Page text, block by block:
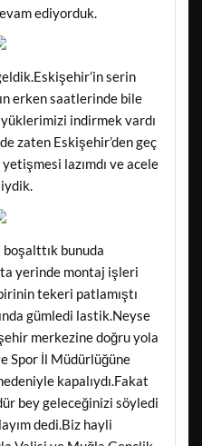
ediyorduk.
serin
erken saatlerinde bile
indirmek vardı
zaten Eskişehir’den geç
lazımdı ve acele
bunuda
yerinde montaj işleri
tekeri patlamıştı
gümledi lastik.Neyse
merkezine doğru yola
Spor İl Müdürlüğüne
kapalıydı.Fakat
bey geleceğinizi söyledi
dedi.Biz hayli